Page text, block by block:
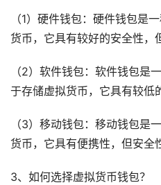
（1）硬件钱包：硬件钱包是
货币，它具有较好的安全性，
（2）软件钱包：软件钱包是
于存储虚拟货币，它具有较低
（3）移动钱包：移动钱包是
货币，它具有便携性，但安全
3、如何选择虚拟货币钱包？